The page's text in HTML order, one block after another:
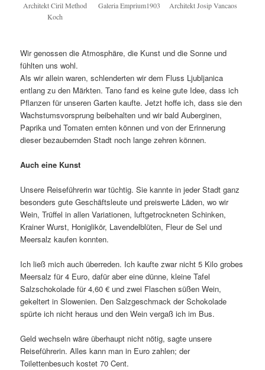
Architekt Ciril Method
Koch
Galeria Emprium1903 Architekt Josip Vancaos
Wir genossen die Atmosphäre, die Kunst und die Sonne und
fühlten uns wohl.
Als wir allein waren, schlenderten wir dem Fluss Ljubljanica
entlang zu den Märkten. Tano fand es keine gute Idee, dass ich
Pflanzen für unseren Garten kaufte. Jetzt hoffe ich, dass sie den
Wachstumsvorsprung beibehalten und wir bald Auberginen,
Paprika und Tomaten ernten können und von der Erinnerung
dieser bezaubernden Stadt noch lange zehren können.
Auch eine Kunst
Unsere Reiseführerin war tüchtig. Sie kannte in jeder Stadt ganz
besonders gute Geschäftsleute und preiswerte Läden, wo wir
Wein, Trüffel in allen Variationen, luftgetrockneten Schinken,
Krainer Wurst, Honiglikör, Lavendelblüten, Fleur de Sel und
Meersalz kaufen konnten.
Ich ließ mich auch überreden. Ich kaufte zwar nicht 5 Kilo grobes
Meersalz für 4 Euro, dafür aber eine dünne, kleine Tafel
Salzschokolade für 4,60 € und zwei Flaschen süßen Wein,
gekeltert in Slowenien. Den Salzgeschmack der Schokolade
spürte ich nicht heraus und den Wein vergaß ich im Bus.
Geld wechseln wäre überhaupt nicht nötig, sagte unsere
Reiseführerin. Alles kann man in Euro zahlen; der
Toilettenbesuch kostet 70 Cent.